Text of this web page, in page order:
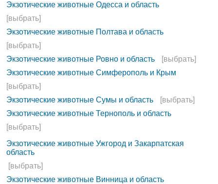
Экзотические животные Одесса и область
[выбрать]
Экзотические животные Полтава и область
[выбрать]
Экзотические животные Ровно и область
[выбрать]
Экзотические животные Симферополь и Крым
[выбрать]
Экзотические животные Сумы и область
[выбрать]
Экзотические животные Тернополь и область
[выбрать]
Экзотические животные Ужгород и Закарпатская
область
[выбрать]
Экзотические животные Винница и область